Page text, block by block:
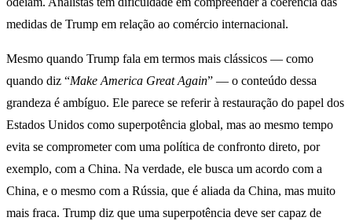
medidas de Trump em relação ao comércio internacional.
Mesmo quando Trump fala em termos mais clássicos — como
quando diz “Make America Great Again” — o conteúdo dessa
grandeza é ambíguo. Ele parece se referir à restauração do papel dos
Estados Unidos como superpotência global, mas ao mesmo tempo
evita se comprometer com uma política de confronto direto, por
exemplo, com a China. Na verdade, ele busca um acordo com a
China, e o mesmo com a Rússia, que é aliada da China, mas muito
mais fraca. Trump diz que uma superpotência deve ser capaz de